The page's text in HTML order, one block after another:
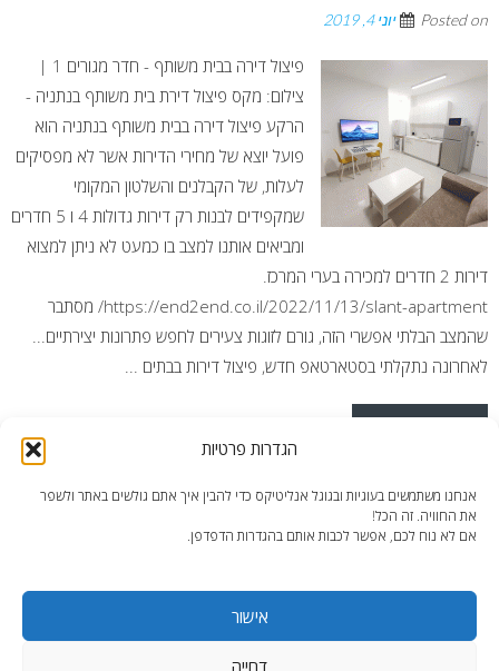
הגדרות פרטיות
אנחנו משתמשים בעוגיות ובגוגל אנליטיקס כדי להבין איך אתם גולשים באתר ולשפר
את החוויה. זה הכל!
אם לא נוח לכם, אפשר לכבות אותם בהגדרות הדפדפן.
אישור
דחייה
Posted on יוני 4, 2019
פיצול דירה בבית משותף - חדר מגורים 1 |
צילום: מקס פיצול דירת בית משותף בנתניה -
הרקע פיצול דירה בבית משותף בנתניה הוא
פועל יוצא של מחירי הדירות אשר לא מפסיקים
לעלות, של הקבלנים והשלטון המקומי
שמקפידים לבנות רק דירות גדולות 4 ו 5 חדרים
ומביאים אותנו למצב בו כמעט לא ניתן למצוא
דירות 2 חדרים למכירה בערי המרכז.
https://end2end.co.il/2022/11/13/slant-apartment/ מסתבר
שהמצב הבלתי אפשרי הזה, גורם לזוגות צעירים לחפש פתרונות יצירתיים...
לאחרונה נתקלתי בסטארטאפ חדש, פיצול דירות בבתים ...
READ MORE
מגורים